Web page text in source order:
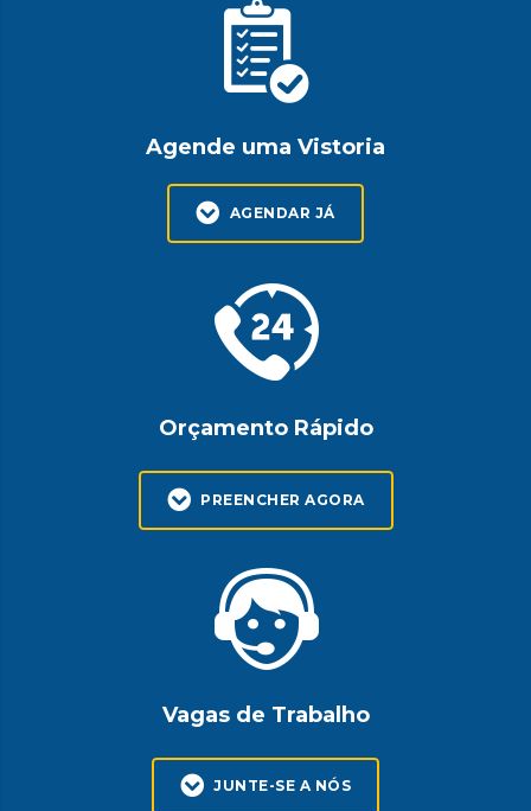
Agende uma Vistoria
AGENDAR JÁ
Orçamento Rápido
PREENCHER AGORA
Vagas de Trabalho
JUNTE-SE A NÓS